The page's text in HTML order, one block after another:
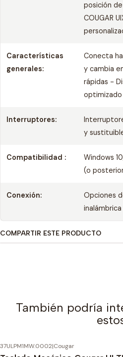
posición de
COUGAR
Características
generales:
Conecta
y cambia
rápidas -
Interruptores:
y
Compatibilidad :
Windows
(o
Conexión:
Opciones
COMPARTIR ESTE PRODUCTO
También podría
37ULPM1MW.0002|Cougar